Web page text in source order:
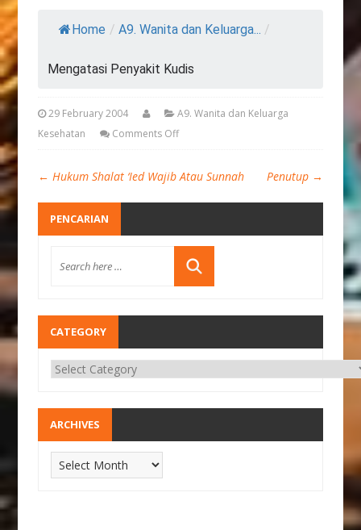
Home / A9. Wanita dan Keluarga... /
Mengatasi Penyakit Kudis
29 February 2004
A9. Wanita dan Keluarga
Kesehatan
Comments Off
← Hukum Shalat ‘Ied Wajib Atau Sunnah Penutup →
PENCARIAN
CATEGORY
ARCHIVES